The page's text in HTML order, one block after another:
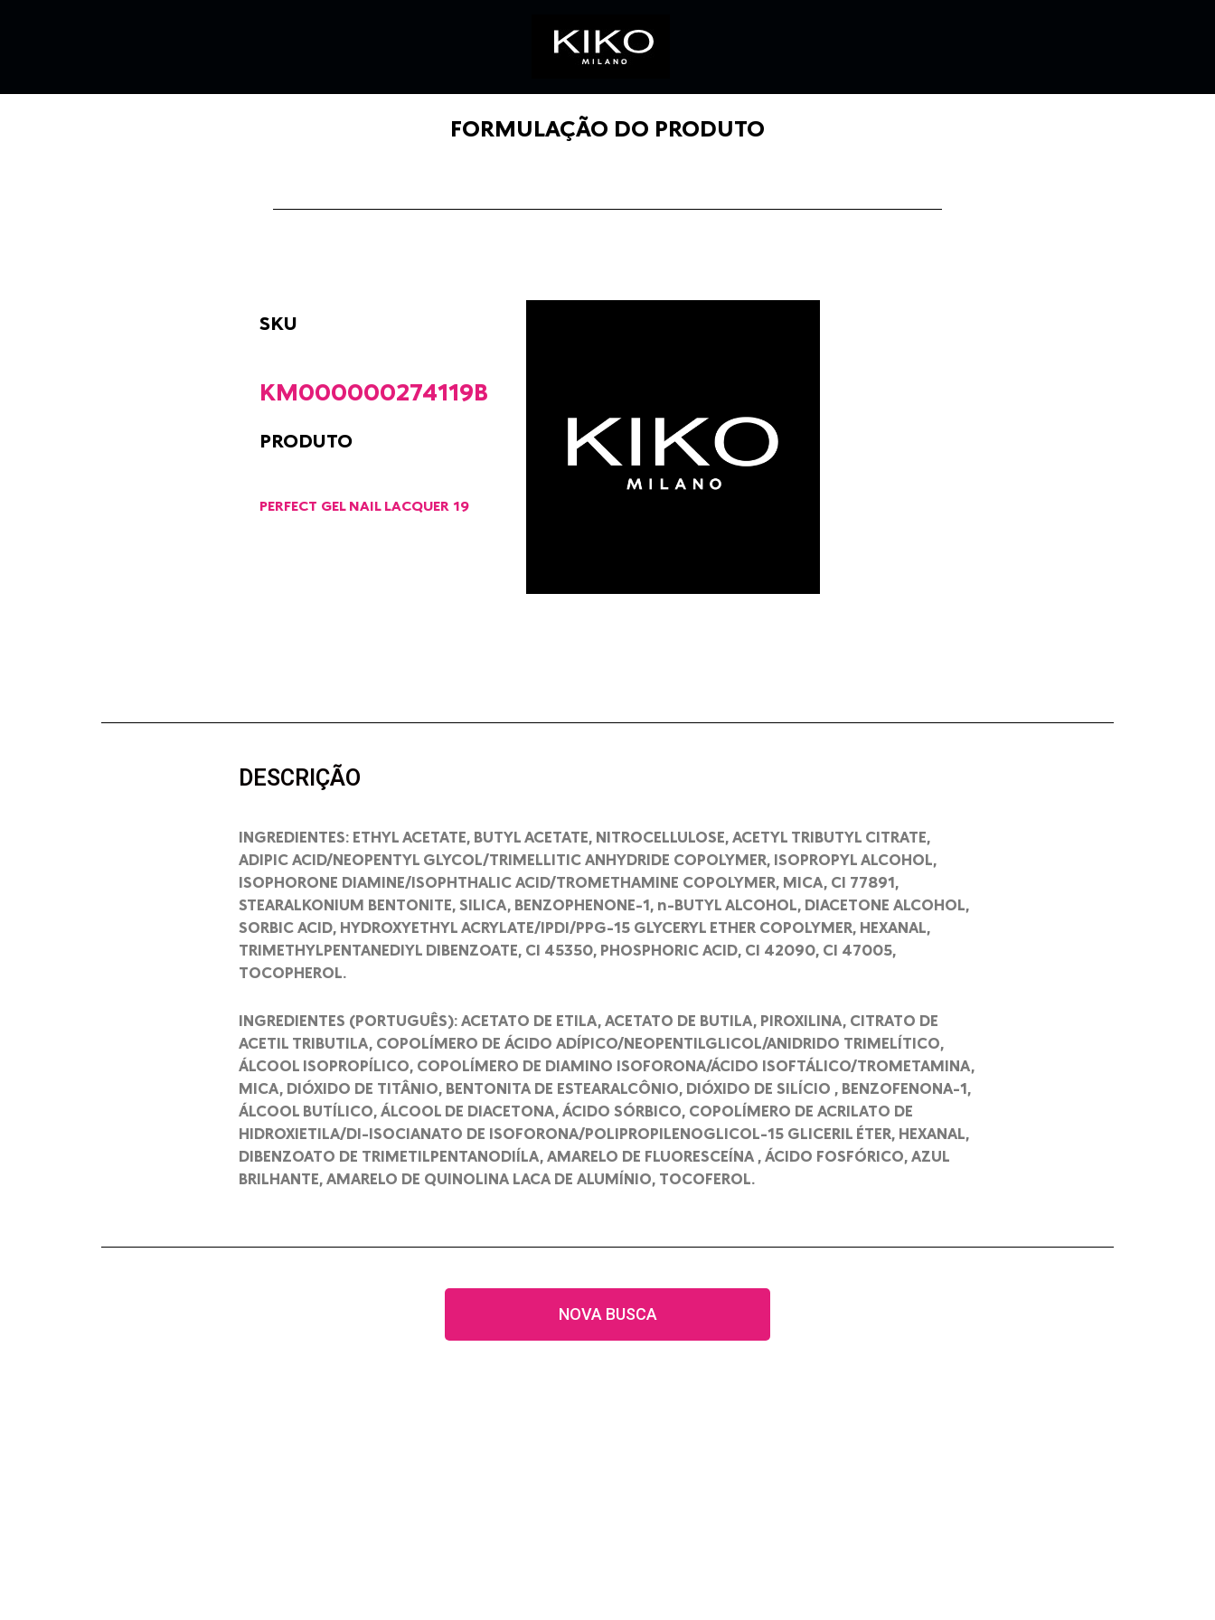
FORMULAÇÃO DO PRODUTO
SKU
KM000000274119B
PRODUTO
PERFECT GEL NAIL LACQUER 19
DESCRIÇÃO
INGREDIENTES: ETHYL ACETATE, BUTYL ACETATE, NITROCELLULOSE, ACETYL TRIBUTYL CITRATE,
ADIPIC ACID/NEOPENTYL GLYCOL/TRIMELLITIC ANHYDRIDE COPOLYMER, ISOPROPYL ALCOHOL,
ISOPHORONE DIAMINE/ISOPHTHALIC ACID/TROMETHAMINE COPOLYMER, MICA, CI 77891,
STEARALKONIUM BENTONITE, SILICA, BENZOPHENONE-1, n-BUTYL ALCOHOL, DIACETONE ALCOHOL,
SORBIC ACID, HYDROXYETHYL ACRYLATE/IPDI/PPG-15 GLYCERYL ETHER COPOLYMER, HEXANAL,
TRIMETHYLPENTANEDIYL DIBENZOATE, CI 45350, PHOSPHORIC ACID, CI 42090, CI 47005,
TOCOPHEROL.
INGREDIENTES (PORTUGUÊS): ACETATO DE ETILA, ACETATO DE BUTILA, PIROXILINA, CITRATO DE
ACETIL TRIBUTILA, COPOLÍMERO DE ÁCIDO ADÍPICO/NEOPENTILGLICOL/ANIDRIDO TRIMELÍTICO,
ÁLCOOL ISOPROPÍLICO, COPOLÍMERO DE DIAMINO ISOFORONA/ÁCIDO ISOFTÁLICO/TROMETAMINA,
MICA, DIÓXIDO DE TITÂNIO, BENTONITA DE ESTEARALCÔNIO, DIÓXIDO DE SILÍCIO , BENZOFENONA-1,
ÁLCOOL BUTÍLICO, ÁLCOOL DE DIACETONA, ÁCIDO SÓRBICO, COPOLÍMERO DE ACRILATO DE
HIDROXIETILA/DI-ISOCIANATO DE ISOFORONA/POLIPROPILENOGLICOL-15 GLICERIL ÉTER, HEXANAL,
DIBENZOATO DE TRIMETILPENTANODIÍLA, AMARELO DE FLUORESCEÍNA , ÁCIDO FOSFÓRICO, AZUL
BRILHANTE, AMARELO DE QUINOLINA LACA DE ALUMÍNIO, TOCOFEROL.
NOVA BUSCA